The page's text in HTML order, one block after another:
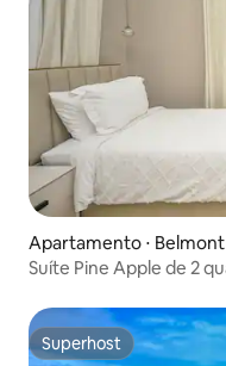
Apartamento ⋅ Belmont
Suíte Pine Apple de 2
Superhost
Superhost